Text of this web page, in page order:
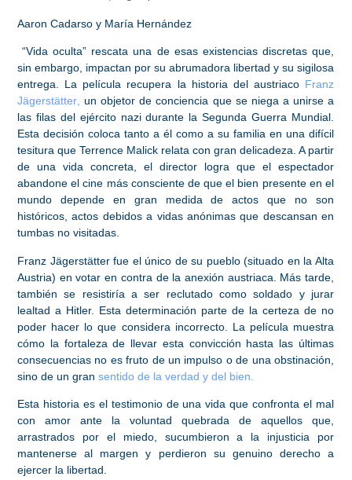
Aaron Cadarso y María Hernández
“Vida oculta” rescata una de esas existencias discretas que,
sin embargo, impactan por suabrumadora libertad y susigilosa
entrega. La película recupera la historia del austriaco Franz
Jägerstätter, unobjetor de conciencia que se niega a unirse a
las filas del ejército nazi durante la Segunda Guerra Mundial.
Esta decisión coloca tanto a él como a su familia en una difícil
tesitura que Terrence Malick relata con gran delicadeza. A partir
de una vida concreta, el director logra que el espectador
abandone el cine más consciente de queel bien presente en el
mundo depende en gran medida de actos que no son
históricos, actos debidos a vidas anónimas que descansan en
tumbas no visitadas.
Franz Jägerstätter fue el único de su pueblo (situado en la Alta
Austria) en votar en contra de la anexión austriaca. Más tarde,
también se resistiría a ser reclutado como soldado y jurar
lealtad a Hitler. Esta determinación parte de la certeza de no
poder hacer lo que considera incorrecto. La película muestra
cómo la fortaleza de llevar esta convicción hasta las últimas
consecuencias no es fruto de un impulso o de una obstinación,
sino de un gran sentido de la verdad y del bien.
Esta historia es el testimonio de una vida que confronta el mal
con amorante la voluntad quebrada de aquellos que,
arrastrados por el miedo, sucumbieron a la injusticia por
mantenerse al margen y perdieron su genuino derecho a
ejercer la libertad.